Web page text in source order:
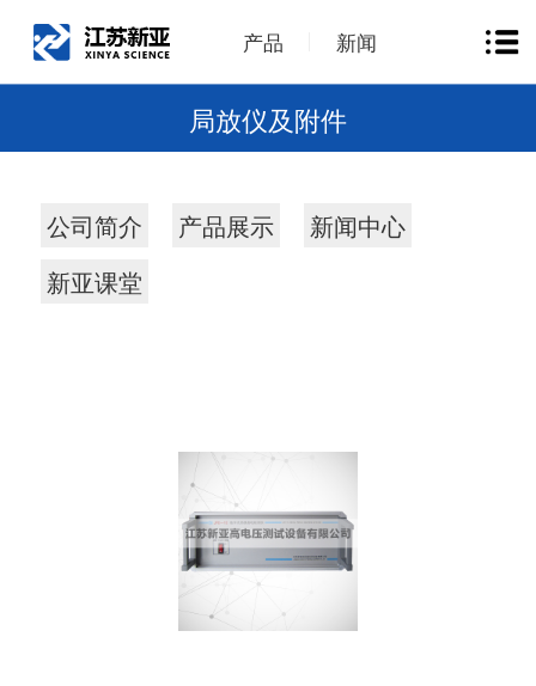
产品 新闻
局放仪及附件
公司简介 产品展示
新闻中心
新亚课堂